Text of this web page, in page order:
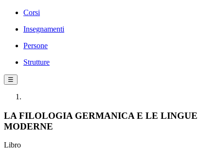
Corsi
Insegnamenti
Persone
Strutture
☰
LA FILOLOGIA GERMANICA E LE LINGUE
MODERNE
Libro